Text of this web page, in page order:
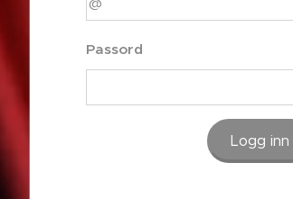
Passord
Logg inn